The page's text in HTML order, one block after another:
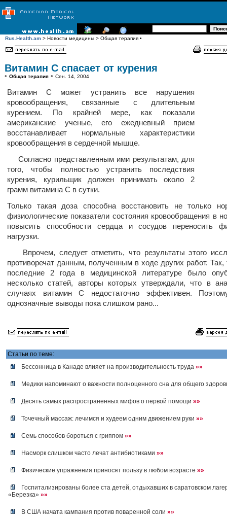
Rus.Health.am > Новости медицины > Общая терапия •
Витамин С спасает от курения
• Общая терапия • Сен. 14, 2004
Витамин С может устранить все нарушения
кровообращения, связанные с длительным
курением. По крайней мере, как показали
американские ученые, его ежедневный прием
восстанавливает нормальные характеристики
кровообращения в сердечной мышце.
Согласно представленным ими результатам, для
того, чтобы полностью устранить последствия
курения, курильщик должен принимать около 2
грамм витамина С в сутки.
Только такая доза способна восстановить не только
физиологические показатели состояния кровообращения в
повысить способности сердца и сосудов переносить
нагрузки.
Впрочем, следует отметить, что результаты этого
противоречат данным, полученным в ходе других работ. Так,
последние 2 года в медицинской литературе было
несколько статей, авторы которых утверждали, что в
случаях витамин С недостаточно эффективен.
однозначные выводы пока слишком рано...
Статьи по теме:
Бессонница в Канаде влияет на производительность труда »»
Медики напоминают о важности полноценного сна для общего
Десять самых распространенных мифов о первой помощи »»
Точечный массаж: лечимся и худеем одним движением руки »»
Семь способов бороться с гриппом »»
Насморк слишком часто лечат антибиотиками »»
Физические упражнения приносят пользу в любом возрасте »»
Госпитализированы более ста детей, отдыхавших в саратовском
«Березка» »»
В США начата кампания против поваренной соли »»